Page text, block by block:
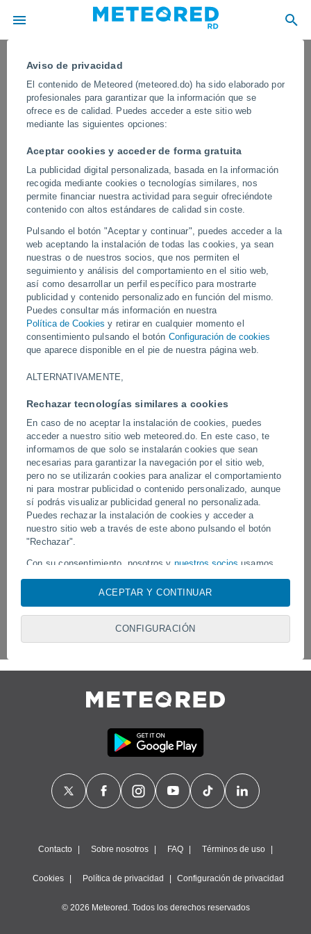
Aviso de privacidad
El contenido de Meteored (meteored.do) ha sido elaborado por
profesionales para garantizar que la información que se
ofrece es de calidad. Puedes acceder a este sitio web
mediante las siguientes opciones:
Aceptar cookies y acceder de forma gratuita
La publicidad digital personalizada, basada en la información
recogida mediante cookies o tecnologías similares, nos
permite financiar nuestra actividad para seguir ofreciéndote
contenido con altos estándares de calidad sin coste.
Pulsando el botón "Aceptar y continuar", puedes acceder a la
web aceptando la instalación de todas las cookies, ya sean
nuestras o de nuestros socios, que nos permiten el
seguimiento y análisis del comportamiento en el sitio web,
así como desarrollar un perfil específico para mostrarte
publicidad y contenido personalizado en función del mismo.
Puedes consultar más información en nuestra
Política de Cookies y retirar en cualquier momento el
consentimiento pulsando el botón Configuración de cookies
que aparece disponible en el pie de nuestra página web.
ALTERNATIVAMENTE,
Rechazar tecnologías similares a cookies
En caso de no aceptar la instalación de cookies, puedes
acceder a nuestro sitio web meteored.do. En este caso, te
informamos de que solo se instalarán cookies que sean
necesarias para garantizar la navegación por el sitio web,
pero no se utilizarán cookies para analizar el comportamiento
ni para mostrar publicidad o contenido personalizado, aunque
sí podrás visualizar publicidad general no personalizada.
Puedes rechazar la instalación de cookies y acceder a
nuestro sitio web a través de este abono pulsando el botón
"Rechazar".
Con su consentimiento, nosotros y nuestros socios usamos
cookies, identificadores únicos o tecnologías similares para
almacenar, acceder y procesar datos personales como su
identificadores de cookies. Es posible que algunos
proveedores traten tus datos personales en virtud de un
interés legítimo, algo a lo que puedes oponerte. Para ello,
datos en cualquier momento haciendo clic en"Configurar"o
Nosotros y nuestros socios hacemos el siguiente
Almacenar la información en un dispositivo y/o acceder a
ella, uso de datos limitados para seleccionar anuncios
perfiles para seleccionar la publicidad personalizada, crear un
perfil para personalizar el contenido, uso de perfiles para la
selección de contenido personalizado, medir el rendimiento
la combinación de datos procedentes de diferentes fuentes,
con el objetivo de seleccionar el contenido.
mediante análisis de dispositivos, publicidad y contenido
ACEPTAR Y CONTINUAR
CONFIGURACIÓN
¡Gran desprendimiento en el glaciar
Perito Moreno (El Calafate), Argentina!
Una enorme masa de hielo se
derrumbó sobre las aguas del lago
El desprendimiento es natural, pero su frecuencia aumenta por el
calentamiento global. Científicos vigilan el glaciar para estudiar
estos cambios.
Ayer
Un enorme diablo de polvo fue
Síguenos
Contacto Sobre nosotros FAQ Términos de uso
Cookies Política de privacidad Configuración de privacidad
© 2026 Meteored. Todos los derechos reservados